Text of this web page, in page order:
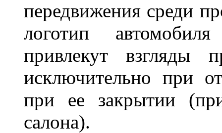
передвижения среди
логотип
привлекут взгляды
исключительно при
при ее закрытии
салона).